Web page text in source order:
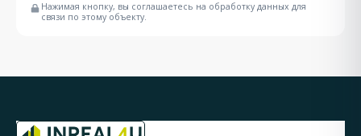
Нажимая кнопку, вы соглашаетесь на обработку данных для
связи по этому объекту.